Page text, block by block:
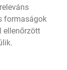
formaságok
ellenőrzött